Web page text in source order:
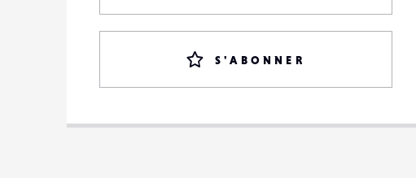
S'ABONNER